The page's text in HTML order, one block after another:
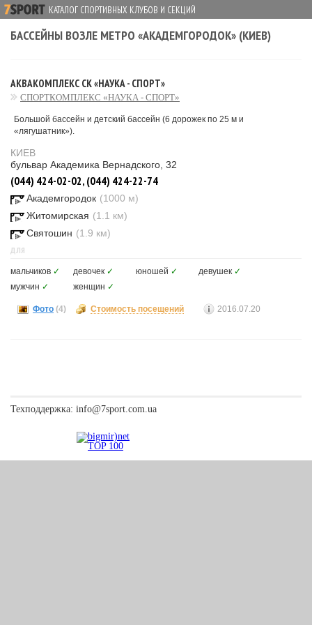
КАТАЛОГ СПОРТИВНЫХ КЛУБОВ И СЕКЦИЙ
БАССЕЙНЫ ВОЗЛЕ МЕТРО «АКАДЕМГОРОДОК» (КИЕВ)
АКВАКОМПЛЕКС СК «НАУКА - СПОРТ»
СПОРТКОМПЛЕКС «НАУКА - СПОРТ»
Большой бассейн и детский бассейн (6 дорожек по 25 м и
«лягушатник»).
КИЕВ
бульвар Академика Вернадского, 32
(044) 424-02-02, (044) 424-22-74
Академгородок (1000 м)
Житомирская (1.1 км)
Святошин (1.9 км)
ДЛЯ
мальчиков ✓ девочек ✓ юношей ✓ девушек ✓
мужчин ✓ женщин ✓
Фото (4) Стоимость посещений 2016.07.20
Техподдержка: info@7sport.com.ua